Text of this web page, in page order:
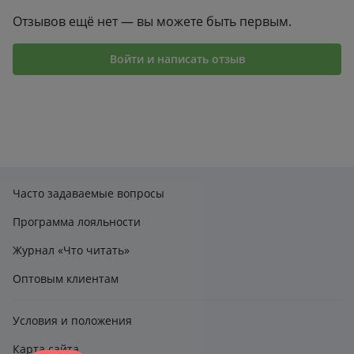
Поделиться
Отзывов ещё нет — вы можете быть первым.
Войти и написать отзыв
Часто задаваемые вопросы
Программа лояльности
Журнал «Что читать»
Оптовым клиентам
Условия и положения
Карта сайта